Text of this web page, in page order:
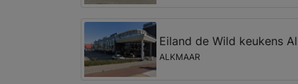
Eiland de Wild keukens
ALKMAAR